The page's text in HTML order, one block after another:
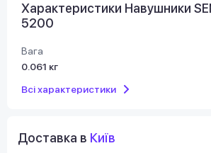
Характеристики Навушники
5200
Вага
0.061 кг
Всі характеристики
Доставка в Київ